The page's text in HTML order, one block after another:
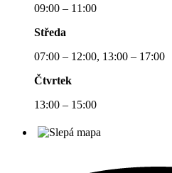
09:00 – 11:00
Středa
07:00 – 12:00, 13:00 – 17:00
Čtvrtek
13:00 – 15:00